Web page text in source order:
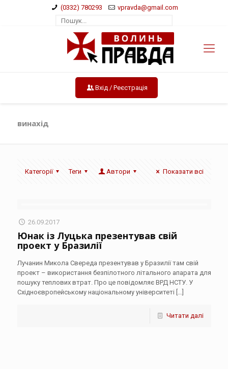
(0332) 780293 vpravda@gmail.com
Вхід / Реєстрація
винахід
Категорії Теги Автори Показати всі
26.09.2017
Юнак із Луцька презентував свій
проект у Бразилії
Лучанин Микола Свереда презентував у Бразилії там свій
проект – використання безпілотного літального апарата для
пошуку теплових втрат. Про це повідомляє ВРД НСТУ. У
Східноєвропейському національному університеті […]
Читати далі